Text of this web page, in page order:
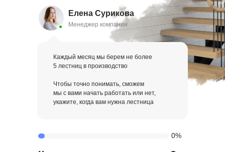
0%
Елена Сурикова
Менеджер компании
Каждый месяц мы берем не более
5 лестниц в производство
Чтобы точно понимать, сможем
мы с вами начать работать или нет,
укажите, когда вам нужна лестница